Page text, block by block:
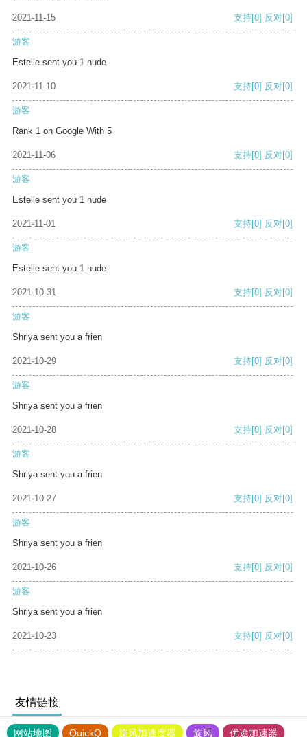
2021-11-15 支持[0] 反对[0]
游客
Estelle sent you 1 nude
2021-11-10 支持[0] 反对[0]
游客
Rank 1 on Google With 5
2021-11-06 支持[0] 反对[0]
游客
Estelle sent you 1 nude
2021-11-01 支持[0] 反对[0]
游客
Estelle sent you 1 nude
2021-10-31 支持[0] 反对[0]
游客
Shriya sent you a frien
2021-10-29 支持[0] 反对[0]
游客
Shriya sent you a frien
2021-10-28 支持[0] 反对[0]
游客
Shriya sent you a frien
2021-10-27 支持[0] 反对[0]
游客
Shriya sent you a frien
2021-10-26 支持[0] 反对[0]
游客
Shriya sent you a frien
2021-10-23 支持[0] 反对[0]
友情链接
网站地图 QuickQ 旋风加速度器 旋风 优途加速器